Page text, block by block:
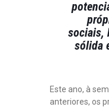
sociais,
sólida
Este ano, à
anteriores, os